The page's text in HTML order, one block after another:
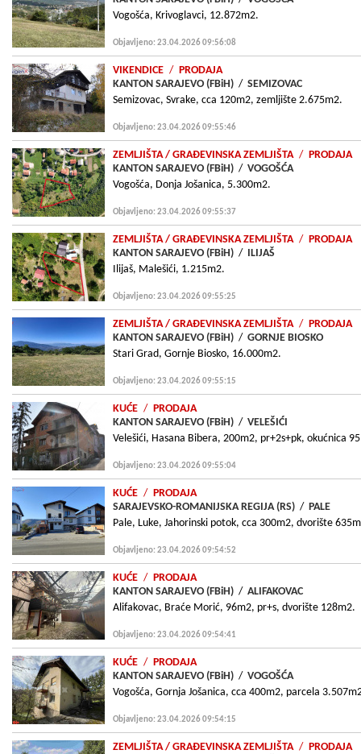
Vogošća, Krivoglavci, 12.872m2.
Objavljeno: 23.04.2026 09:56:08
VIKENDICE / PRODAJA
KANTON SARAJEVO (FBiH) / SEMIZOVAC
Semizovac, Svrake, cca 120m2, zemljište 2.675m2.
Objavljeno: 23.04.2026 09:55:46
ZEMLJIŠTA/ GRAÐEVINSKA ZEMLJIŠTA / PRODAJA
KANTON SARAJEVO (FBiH) / VOGOŠĆA
Vogošća, Donja Jošanica, 5.300m2.
Objavljeno: 23.04.2026 09:55:37
ZEMLJIŠTA/ GRAÐEVINSKA ZEMLJIŠTA / PRODAJA
KANTON SARAJEVO (FBiH) / ILIJAŠ
Ilijaš, Malešići, 1.215m2.
Objavljeno: 23.04.2026 09:55:25
ZEMLJIŠTA/ GRAÐEVINSKA ZEMLJIŠTA / PRODAJA
KANTON SARAJEVO (FBiH) / GORNJE BIOSKO
Stari Grad, Gornje Biosko, 16.000m2.
Objavljeno: 23.04.2026 09:55:15
KUĆE / PRODAJA
KANTON SARAJEVO (FBiH) / VELEŠIĆI
Velešići, Hasana Bibera, 200m2, pr+2s+pk, okućnica
Objavljeno: 23.04.2026 09:55:04
KUĆE / PRODAJA
SARAJEVSKO-ROMANIJSKA REGIJA (RS) / PALE
Pale, Luke, Jahorinski potok, cca 300m2, dvorište
Objavljeno: 23.04.2026 09:54:52
KUĆE / PRODAJA
KANTON SARAJEVO (FBiH) / ALIFAKOVAC
Alifakovac, Braće Morić, 96m2, pr+s, dvorište 128m2.
Objavljeno: 23.04.2026 09:54:41
KUĆE / PRODAJA
KANTON SARAJEVO (FBiH) / VOGOŠĆA
Vogošća, Gornja Jošanica, cca 400m2, parcela
Objavljeno: 23.04.2026 09:54:15
ZEMLJIŠTA/ GRAÐEVINSKA ZEMLJIŠTA / PRODAJA